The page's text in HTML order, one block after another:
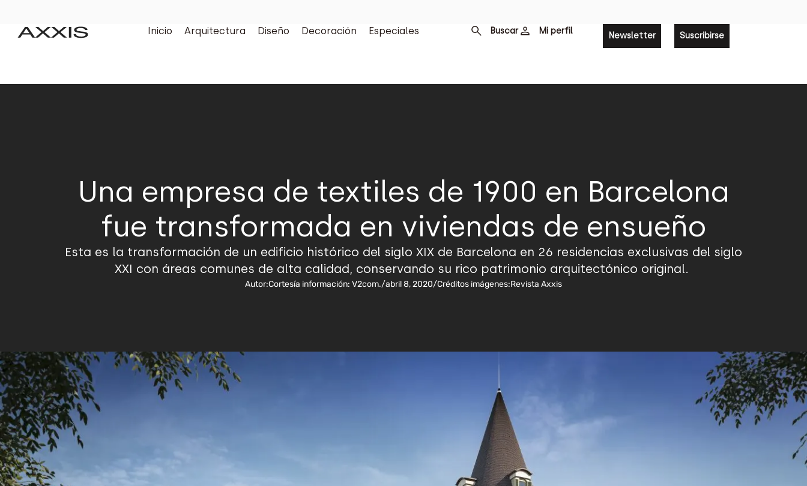
Inicio Arquitectura Diseño Decoración Especiales Buscar Mi perfil Newsletter Suscribirse
Una empresa de textiles de 1900 en Barcelona
fue transformada en viviendas de ensueño
Esta es la transformación de un edificio histórico del siglo XIX de Barcelona en 26 residencias exclusivas del siglo
XXI con áreas comunes de alta calidad, conservando su rico patrimonio arquitectónico original.
Autor:Cortesía información: V2com./abril 8, 2020/Créditos imágenes:Revista Axxis